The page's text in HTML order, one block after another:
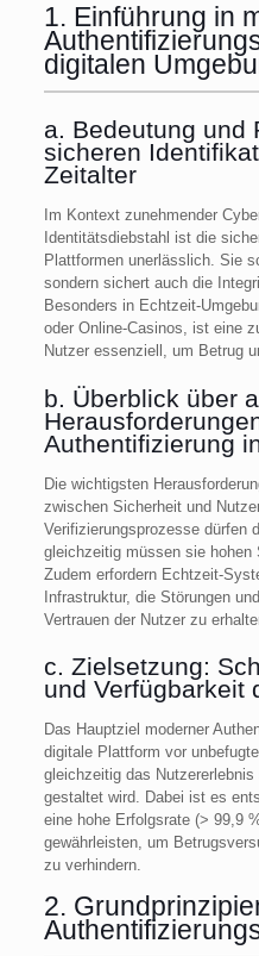
1. Einführung in
digitalen
a. Bedeutung und
sicheren
Zeitalter
Im Kontext zunehmender
Identitätsdiebstahl ist die
Plattformen unerlässlich. Sie
sondern sichert auch die
Besonders in Echtzeit-
oder Online-Casinos, ist eine
Nutzer essenziell, um Betrug
b. Überblick über
Authentifizierung
Die wichtigsten
zwischen Sicherheit und
Verifizierungsprozesse dürfen
gleichzeitig müssen sie hohen
Zudem erfordern Echtzeit-
Infrastruktur, die Störungen
Vertrauen der Nutzer zu
c. Zielsetzung:
und Verfügbarkeit
Das Hauptziel moderner
digitale Plattform vor
gleichzeitig das
gestaltet wird. Dabei ist es
eine hohe Erfolgsrate (> 99,9
gewährleisten, um
zu verhindern.
2.